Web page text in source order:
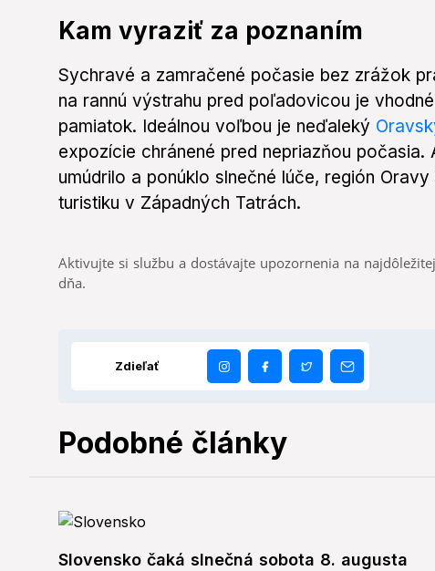
Kam vyraziť za poznaním
Sychravé a zamračené počasie bez zrážok
na rannú výstrahu pred poľadovicou je
pamiatok. Ideálnou voľbou je neďaleký
expozície chránené pred nepriazňou
umúdrilo a ponúklo slnečné lúče, región
turistiku v Západných Tatrách.
Aktivujte si službu a dostávajte upozornenia na
dňa.
Zdieľať
Podobné články
Slovensko čaká slnečná sobota 8. augusta